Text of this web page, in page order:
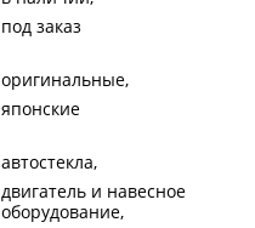
под заказ
оригинальные
японские
автостекла
двигатель и навесное
оборудование